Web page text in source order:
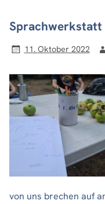
11. Oktober 2022
von uns brechen auf